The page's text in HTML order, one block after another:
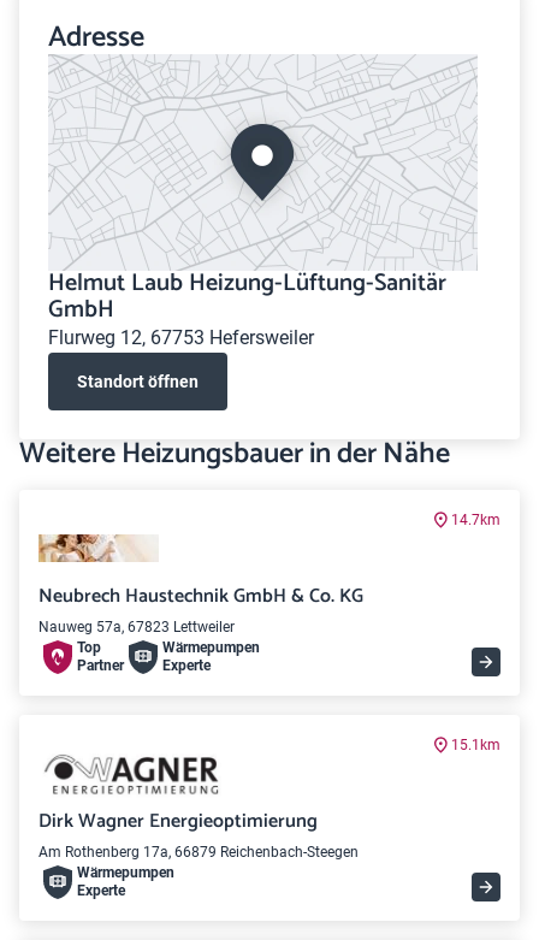
Adresse
Helmut Laub Heizung-Lüftung-Sanitär
GmbH
Flurweg 12, 67753 Hefersweiler
Standort öffnen
Weitere Heizungsbauer in der Nähe
14.7km
Neubrech Haustechnik GmbH & Co. KG
Nauweg 57a, 67823 Lettweiler
Top
Partner
Wärme­pumpen
Experte
15.1km
Dirk Wagner Energieoptimierung
Am Rothenberg 17a, 66879 Reichenbach-Steegen
Wärme­pumpen
Experte